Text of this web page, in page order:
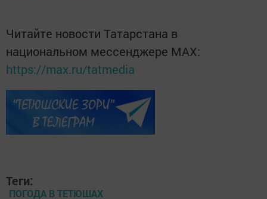
Читайте новости Татарстана в
национальном мессенджере MАХ:
https://max.ru/tatmedia
Теги:
ПОГОДА В ТЕТЮШАХ